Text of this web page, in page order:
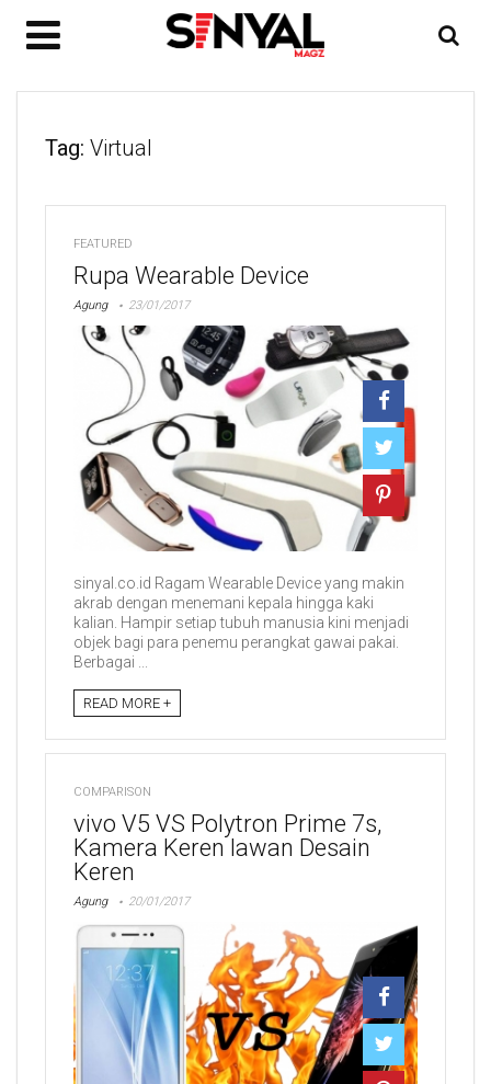
Tag: Virtual
FEATURED
Rupa Wearable Device
Agung 23/01/2017
sinyal.co.id Ragam Wearable Device yang makin
akrab dengan menemani kepala hingga kaki
kalian. Hampir setiap tubuh manusia kini menjadi
objek bagi para penemu perangkat gawai pakai.
Berbagai ...
READ MORE +
COMPARISON
vivo V5 VS Polytron Prime 7s,
Kamera Keren lawan Desain
Keren
Agung 20/01/2017